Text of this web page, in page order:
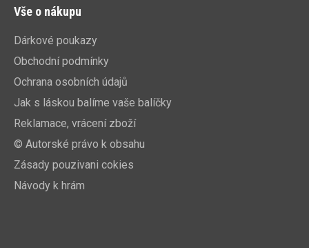
Vše o nákupu
Dárkové poukazy
Obchodní podmínky
Ochrana osobních údajů
Jak s láskou balíme vaše balíčky
Reklamace, vrácení zboží
© Autorské právo k obsahu
Zásady pouzivani cokies
Návody k hrám